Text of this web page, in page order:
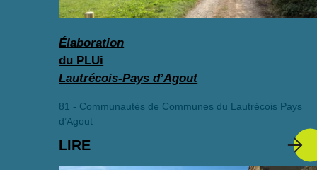
Élaboration
du PLUi
Lautrécois-Pays d’Agout
81 - Communautés de Communes du Lautrécois Pays
d’Agout
LIRE